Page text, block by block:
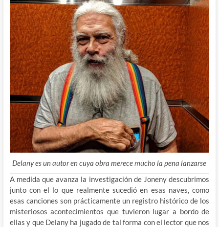
Delany es un autor en cuya obra merece mucho la pena lanzarse
A medida que avanza la investigación de Joneny descubrimos
junto con el lo que realmente sucedió en esas naves, como
esas canciones son prácticamente un registro histórico de los
misteriosos acontecimientos que tuvieron lugar a bordo de
ellas y que Delany ha jugado de tal forma con el lector que nos